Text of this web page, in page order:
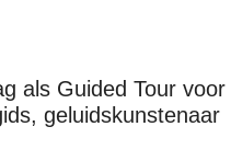
als Guided Tour voor
geluidskunstenaar